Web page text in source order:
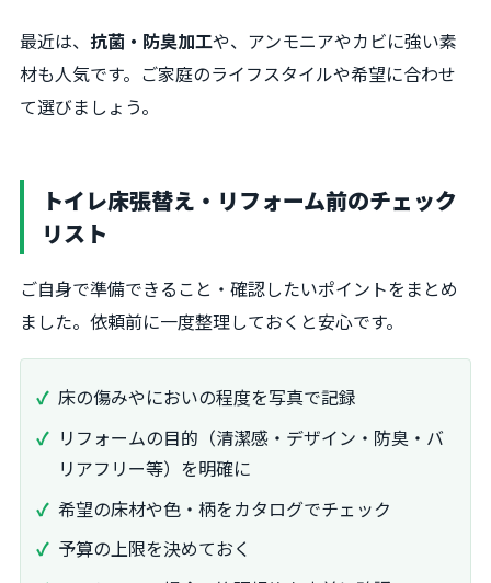
最近は、 抗菌・防臭加工や、アンモニアやカビに強い素
材も人気です。ご家庭のライフスタイルや希望に合わせ
て選びましょう。
トイレ床張替え・リフォーム前のチェック
リスト
ご自身で準備できること・確認したいポイントをまとめ
ました。依頼前に一度整理しておくと安心です。
床の傷みやにおいの程度を写真で記録
リフォームの目的（清潔感・デザイン・防臭・バ
リアフリー等）を明確に
希望の床材や色・柄をカタログでチェック
予算の上限を決めておく